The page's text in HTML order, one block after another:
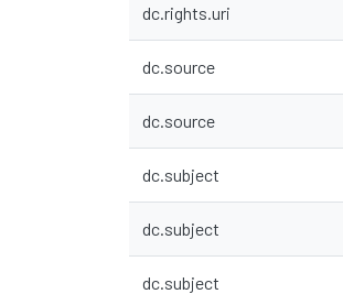
dc.rights.uri
dc.source
dc.source
dc.subject
dc.subject
dc.subject